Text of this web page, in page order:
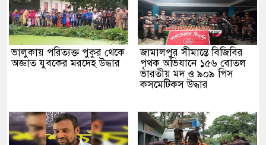
ভালুকায় পরিত্যক্ত পুকুর থেকে
অজ্ঞাত যুবকের মরদেহ উদ্ধার
জামালপুর সীমান্তে বিজিবির
পৃথক অভিযানে ১৫৬ বোতল
ভারতীয় মদ ও ৯০৯ পিস
কসমেটিকস উদ্ধার